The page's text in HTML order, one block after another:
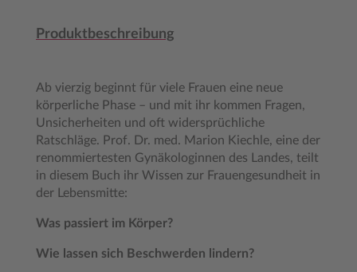
Produktbeschreibung
Ab vierzig beginnt für viele Frauen eine neue
körperliche Phase – und mit ihr kommen Fragen,
Unsicherheiten und oft widersprüchliche
Ratschläge. Prof. Dr. med. Marion Kiechle, eine der
renommiertesten Gynäkologinnen des Landes, teilt
in diesem Buch ihr Wissen zur Frauengesundheit in
der Lebensmitte:
Was passiert im Körper?
Wie lassen sich Beschwerden lindern?